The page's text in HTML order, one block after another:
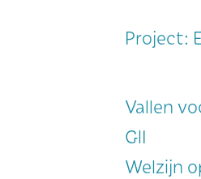
Project:
Vallen
GlI
Welzijn